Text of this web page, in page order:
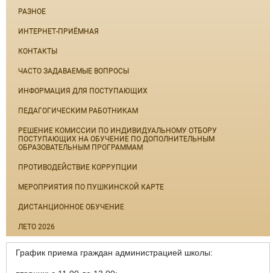
РАЗНОЕ
ИНТЕРНЕТ-ПРИЁМНАЯ
КОНТАКТЫ
ЧАСТО ЗАДАВАЕМЫЕ ВОПРОСЫ
ИНФОРМАЦИЯ ДЛЯ ПОСТУПАЮЩИХ
ПЕДАГОГИЧЕСКИМ РАБОТНИКАМ
РЕШЕНИЕ КОМИССИИ ПО ИНДИВИДУАЛЬНОМУ ОТБОРУ
ПОСТУПАЮЩИХ НА ОБУЧЕНИЕ ПО ДОПОЛНИТЕЛЬНЫМ
ОБРАЗОВАТЕЛЬНЫМ ПРОГРАММАМ
ПРОТИВОДЕЙСТВИЕ КОРРУПЦИИ
МЕРОПРИЯТИЯ ПО ПУШКИНСКОЙ КАРТЕ
ДИСТАНЦИОННОЕ ОБУЧЕНИЕ
ЛЕТО 2026
График приема граждан администрацией школы: